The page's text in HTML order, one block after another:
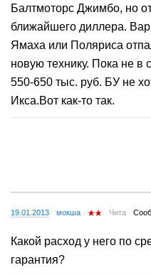
Балтмоторс Джимбо, но
ближайшего диллера.
Ямаха или Поляриса
новую технику. Пока не в
550-650 тыс. руб. БУ не
Икса.Вот как-то так.
19.01.2013 мокша Чита
Какой расход у него по
гарантия?